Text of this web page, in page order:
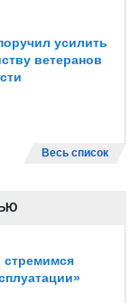
усилить
ветеранов
Весь список